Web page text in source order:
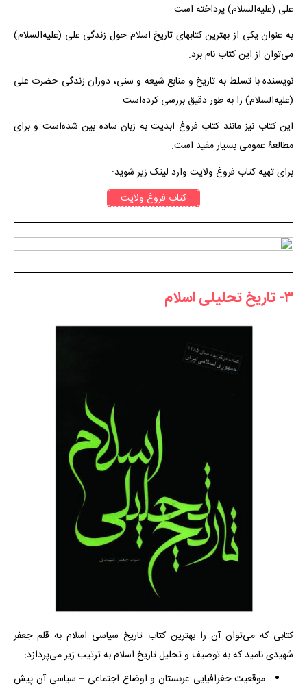
علی (علیه‌السلام) پرداخته است.
به عنوان یکی از بهترین کتابهای تاریخ اسلام حول زندگی علی (علیه‌السلام)
می‌توان از این کتاب نام برد.
نویسنده با تسلط به تاریخ و منابع شیعه و سنی، دوران زندگی حضرت علی
(علیه‌السلام) را به طور دقیق بررسی کرده‌است.
این کتاب نیز مانند کتاب فروغ ابدیت به زبان ساده بین شده‌است و برای
مطالعۀ عمومی بسیار مفید است.
برای تهیه کتاب فروغ ولایت وارد لینک زیر شوید:
کتاب فروغ ولایت
۳- تاریخ تحلیلی اسلام
کتابی که می‌توان آن را بهترین کتاب تاریخ سیاسی اسلام به قلم جعفر
شهیدی نامید که به توصیف و تحلیل تاریخ اسلام به ترتیب زیر می‌پردازد:
موقعیت جغرافیایی عربستان و اوضاع اجتماعی – سیاسی آن پیش